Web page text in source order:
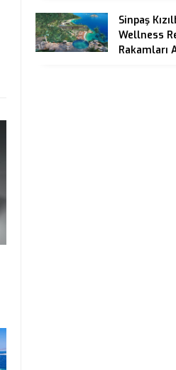
Sinpaş
Wellness
Rakamları